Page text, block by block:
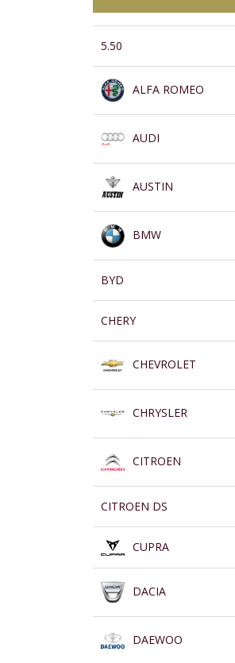
5.50
ALFA ROMEO
AUDI
AUSTIN
BMW
BYD
CHERY
CHEVROLET
CHRYSLER
CITROEN
CITROEN DS
CUPRA
DACIA
DAEWOO